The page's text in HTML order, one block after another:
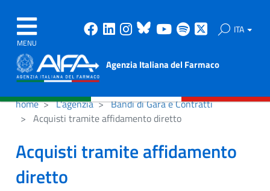
MENU
Facebook
Linkedin
Instagram
Bluesky
Youtube
Spotify ITA
Agenzia Italiana del Farmaco
home L'agenzia
Bandi di Gara e Contratti
Acquisti tramite affidamento diretto
Acquisti tramite affidamento
diretto